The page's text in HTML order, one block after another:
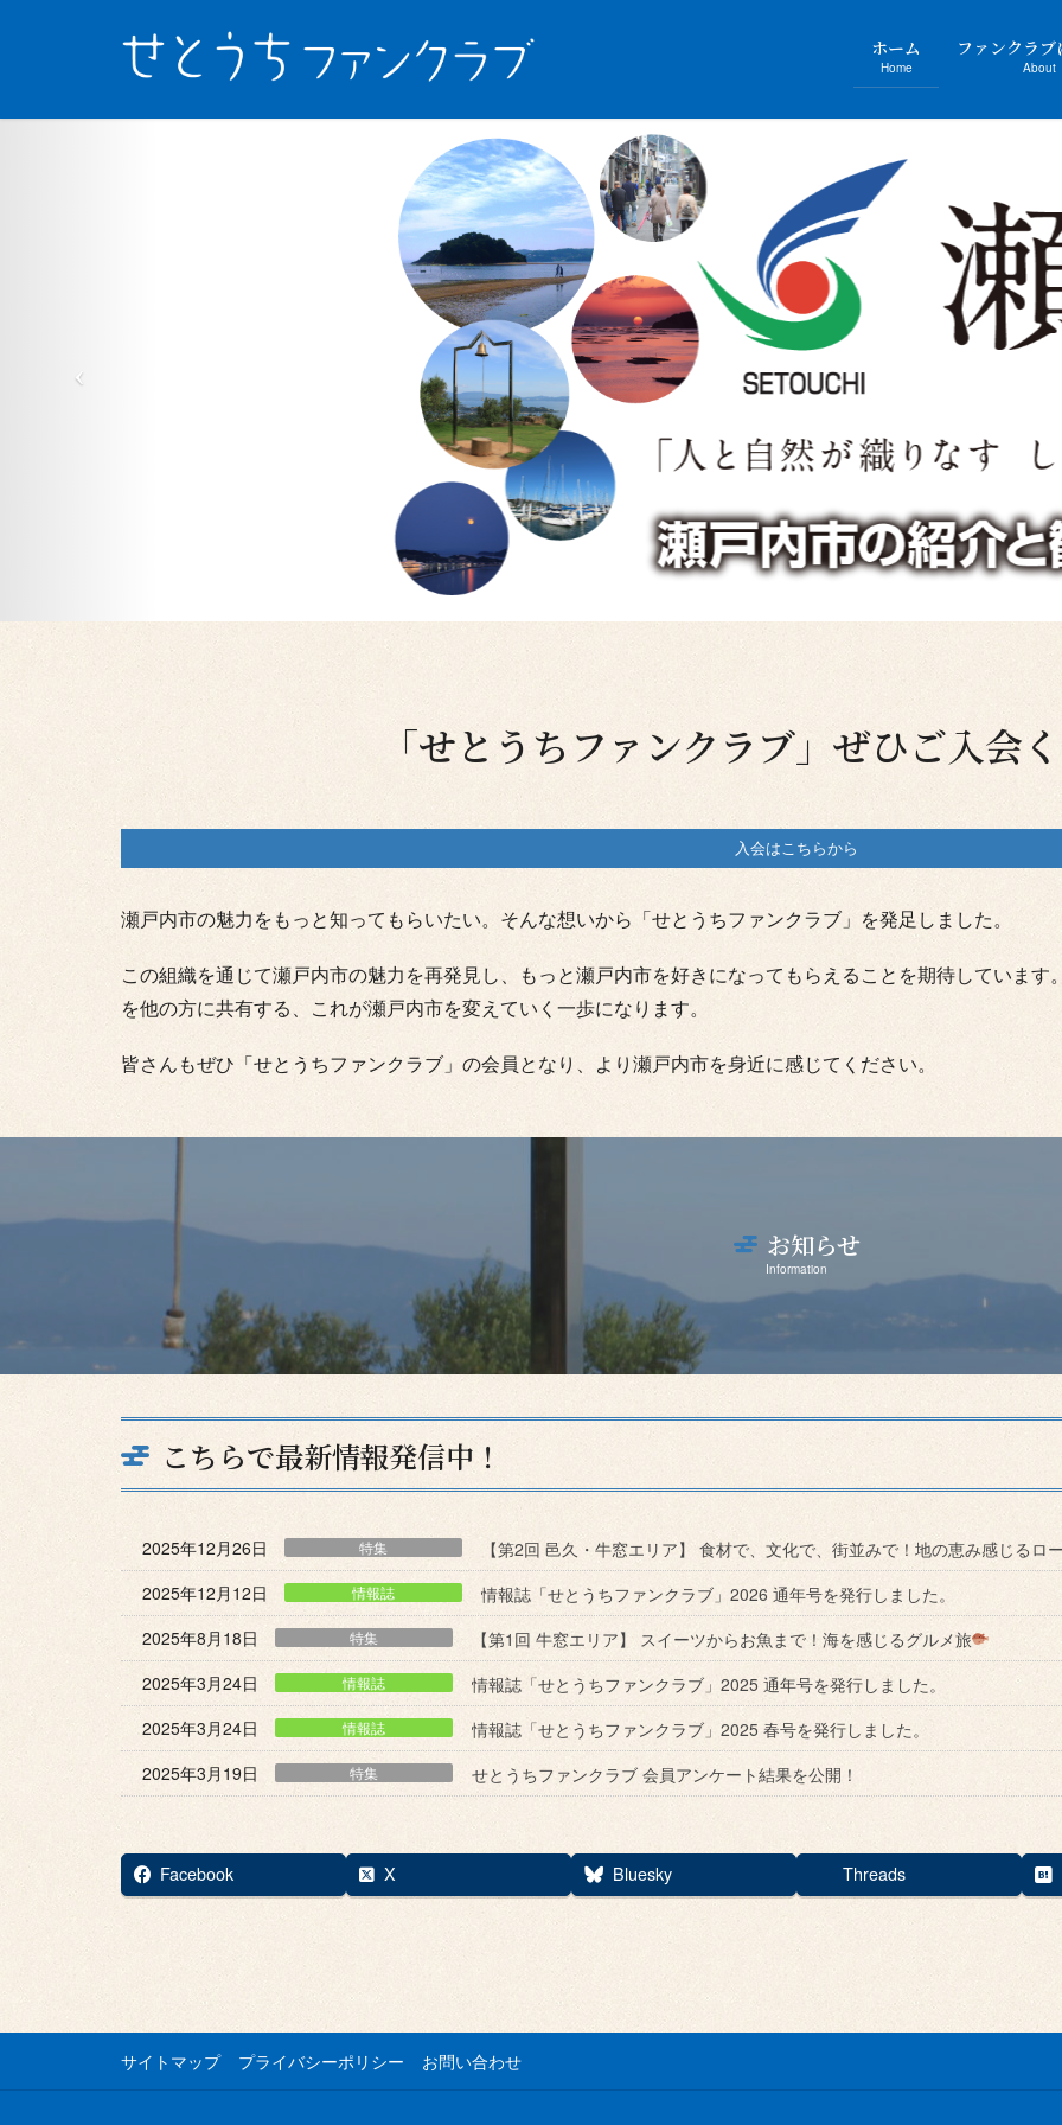
ホーム
Home
ファンクラ
About
「せとうちファンクラブ」ぜひご入会
入会はこちらから
瀬戸内市の魅力をもっと知ってもらいたい。そんな想いから「せとうちファンクラブ」を発足しました。
この組織を通じて瀬戸内市の魅力を再発見し、もっと瀬戸内市を好きになってもらえることを期待していま
を他の方に共有する、これが瀬戸内市を変えていく一歩になります。
皆さんもぜひ「せとうちファンクラブ」の会員となり、より瀬戸内市を身近に感じてください。
お知らせ
Information
こちらで最新情報発信中！
2025年12月26日 特集
【第2回 邑久・牛窓エリア】 食材で、文化で、街並みで！地の恵み感じるロ
2025年12月12日
情報誌
情報誌「せとうちファンクラブ」2026 通年号を発行しました。
2025年8月18日
特集
【第1回 牛窓エリア】 スイーツからお魚まで！海を感じるグルメ旅
2025年3月24日
情報誌
情報誌「せとうちファンクラブ」2025 通年号を発行しました。
2025年3月24日
情報誌
情報誌「せとうちファンクラブ」2025 春号を発行しました。
2025年3月19日
特集 せとうちファンクラブ 会員アンケート結果を公開！
Facebook X Bluesky Threads
サイトマップ プライバシーポリシー お問い合わせ